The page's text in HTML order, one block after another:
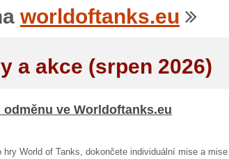
worldoftanks.eu
a akce (srpen 2026)
ve Worldoftanks.eu
hry World of Tanks, dokončete individuální mise a mise